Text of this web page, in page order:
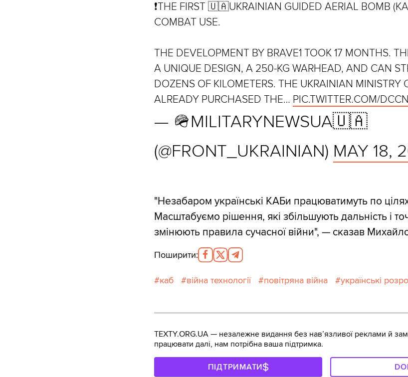
❗️THE FIRST 🇺🇦UKRAINIAN GUIDED AERIAL BOMB
COMBAT USE.
THE DEVELOPMENT BY BRAVE1 TOOK 17 MONTHS.
A UNIQUE DESIGN, A 250-KG WARHEAD, AND CAN
DOZENS OF KILOMETERS. THE UKRAINIAN MINISTRY
ALREADY PURCHASED THE… PIC.TWITTER.COM/
— 🪖MILITARYNEWSUA🇺🇦
(@FRONT_UKRAINIAN) MAY 18,
"Незабаром українські КАБи працюватимуть по
Масштабуємо рішення, які збільшують дальність і
змінюють правила сучасної війни", — сказав
Поширити:
каб війна технології повітряна війна українські
TEXTY.ORG.UA — незалежне видання без навʼязливої реклами й
працювати далі, нам потрібна ваша підтримка.
ПІДТРИМАТИ